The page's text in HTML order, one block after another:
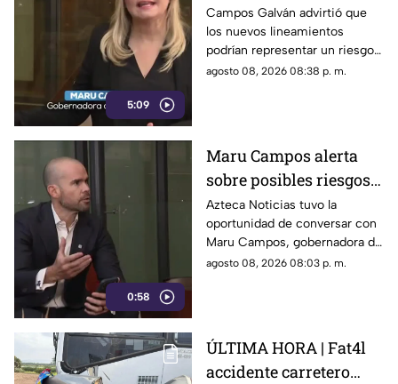
5:09
posible censura
impulsada desde el
Gobierno Federal
Campos Galván advirtió que
los nuevos lineamientos
podrían representar un riesgo
para la libertad de expresión
agosto 08, 2026 08:38 p. m.
0:58
Maru Campos alerta
sobre posibles riesgos
para la libertad de
expresión
Azteca Noticias tuvo la
oportunidad de conversar con
Maru Campos, gobernadora de
Chihuahua, quien habló sobre
para la libertad de expresión
agosto 08, 2026 08:03 p. m.
ÚLTIMA HORA | Fat4l
accidente carretero